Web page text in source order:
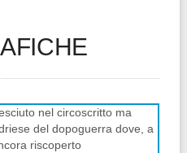
nel circoscritto ma
del dopoguerra dove, a
riscoperto